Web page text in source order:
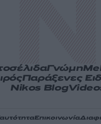
Γνώμη
Παράξενες
Nikos Blog
Επικοινωνία